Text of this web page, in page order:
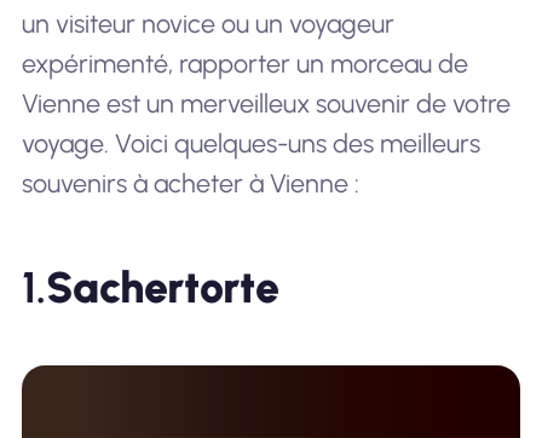
un visiteur novice ou un voyageur
expérimenté, rapporter un morceau de
Vienne est un merveilleux souvenir de votre
voyage. Voici quelques-uns des meilleurs
souvenirs à acheter à Vienne :
1.Sachertorte